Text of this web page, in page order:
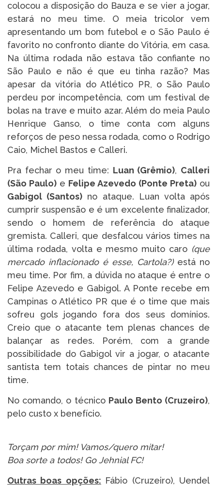
colocou a disposição do Bauza e se vier a jogar,
estará no meu time. O meia tricolor vem
apresentando um bom futebol e o São Paulo é
favorito no confronto diante do Vitória, em casa.
Na última rodada não estava tão confiante no
São Paulo e não é que eu tinha razão? Mas
apesar da vitória do Atlético PR, o São Paulo
perdeu por incompetência, com um festival de
bolas na trave e muito azar. Além do meia Paulo
Henrique Ganso, o time conta com alguns
reforços de peso nessa rodada, como o Rodrigo
Caio, Michel Bastos e Calleri.
Pra fechar o meu time: Luan (Grêmio), Calleri
(São Paulo) e Felipe Azevedo (Ponte Preta) ou
Gabigol (Santos) no ataque. Luan volta após
cumprir suspensão e é um excelente finalizador,
sendo o homem de referência do ataque
gremista. Calleri, que desfalcou vários times na
última rodada, volta e mesmo muito caro (que
mercado inflacionado é esse, Cartola?) está no
meu time. Por fim, a dúvida no ataque é entre o
Felipe Azevedo e Gabigol. A Ponte recebe em
Campinas o Atlético PR que é o time que mais
sofreu gols jogando fora dos seus domínios.
Creio que o atacante tem plenas chances de
balançar as redes. Porém, com a grande
possibilidade do Gabigol vir a jogar, o atacante
santista tem totais chances de pintar no meu
time.
No comando, o técnico Paulo Bento (Cruzeiro),
pelo custo x benefício.
Torçam por mim! Vamos/quero mitar!
Boa sorte a todos! Go Jehnial FC!
Outras boas opções: Fábio (Cruzeiro), Uendel